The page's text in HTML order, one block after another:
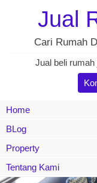
Jual
Cari Rumah
Jual beli
Home
BLog
Property
Tentang Kami